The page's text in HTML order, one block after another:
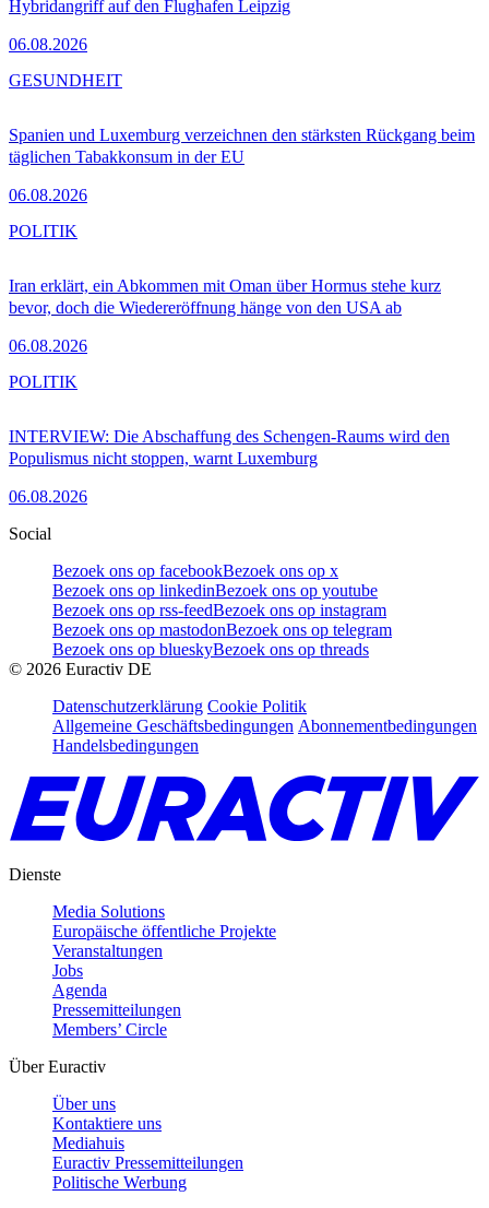
Hybridangriff auf den Flughafen Leipzig
06.08.2026
Spanien und Luxemburg verzeichnen den stärksten Rückgang beim
täglichen Tabakkonsum in der EU
06.08.2026
GESUNDHEIT
Iran erklärt, ein Abkommen mit Oman über Hormus stehe kurz
bevor, doch die Wiedereröffnung hänge von den USA ab
06.08.2026
POLITIK
INTERVIEW: Die Abschaffung des Schengen-Raums wird den
Populismus nicht stoppen, warnt Luxemburg
06.08.2026
POLITIK
Social
Bezoek ons op facebookBezoek ons op x
Bezoek ons op linkedinBezoek ons op youtube
Bezoek ons op rss-feedBezoek ons op instagram
Bezoek ons op mastodonBezoek ons op telegram
Bezoek ons op blueskyBezoek ons op threads
© 2026 Euractiv DE
Datenschutzerklärung Cookie Politik
Allgemeine Geschäftsbedingungen Abonnementbedingungen
Handelsbedingungen
Dienste
Media Solutions
Europäische öffentliche Projekte
Veranstaltungen
Jobs
Agenda
Pressemitteilungen
Members’ Circle
Über Euractiv
Über uns
Kontaktiere uns
Mediahuis
Euractiv Pressemitteilungen
Politische Werbung